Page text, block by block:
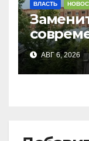
ВЛАСТЬ
АВГ 6, 2026